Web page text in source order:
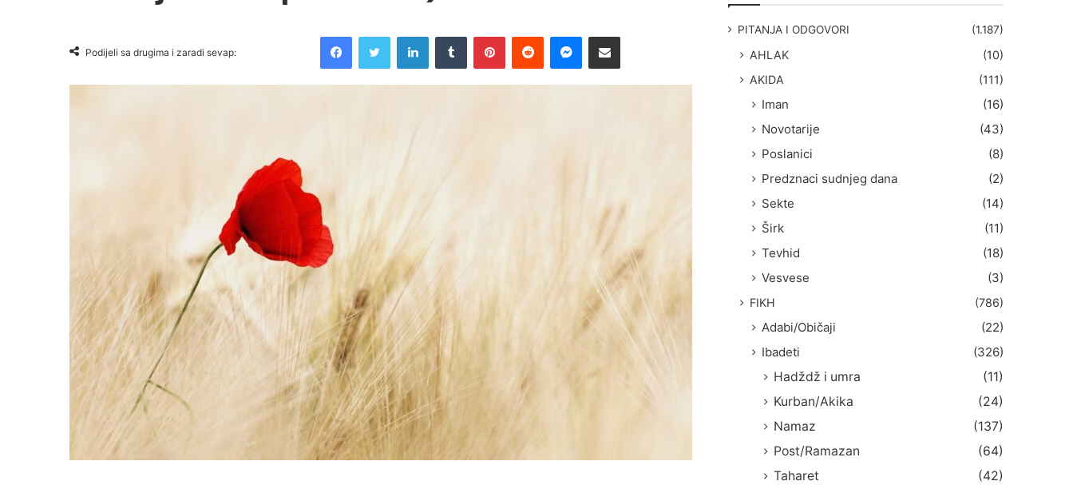
Podijeli sa drugima i zaradi sevap:
PITANJA I ODGOVORI (1.187)
AHLAK
(10)
AKIDA
(111)
Iman
(16)
Novotarije
(43)
Poslanici
(8)
Predznaci sudnjeg dana
(2)
Sekte
(14)
Širk
(11)
Tevhid
(18)
Vesvese
(3)
FIKH (786)
Adabi/Običaji
(22)
Ibadeti
(326)
Hadždž i umra
(11)
Kurban/Akika
(24)
Namaz
(137)
Post/Ramazan
(64)
Taharet
(42)